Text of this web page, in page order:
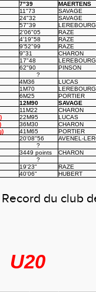
7"39
MAERTENS
11"73
SAVAGE
24"32
SAVAGE
57"39
LEREBOURG
2'06"05
RAZE
4'19"58
RAZE
9'52"99
RAZE
9"31
CHARON
17"48
LEREBOURG
62"90
PINSON
?
4M36
LUCAS
1M70
LEREBOURG
6M25
PORTIER
12M90
SAVAGE
11M22
CHARON
22M95
LUCAS
36M30
CHARON
41M65
PORTIER
20'08"56
AVENEL-
?
3449 points
CHARON
?
19'23"
RAZE
40'06" HUBERT
Record du club
U20